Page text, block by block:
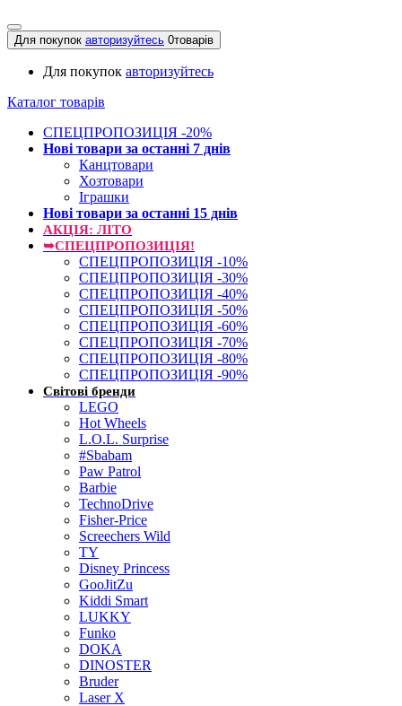
Для покупок авторизуйтесь 0товарів
Для покупок авторизуйтесь
Каталог товарів
СПЕЦПРОПОЗИЦІЯ -20%
Нові товари за останнi 7 днiв
Канцтовари
Хозтовари
Іграшки
Нові товари за останнi 15 днiв
АКЦІЯ: ЛІТО
➥СПЕЦПРОПОЗИЦІЯ!
СПЕЦПРОПОЗИЦІЯ -10%
СПЕЦПРОПОЗИЦІЯ -30%
СПЕЦПРОПОЗИЦІЯ -40%
СПЕЦПРОПОЗИЦІЯ -50%
СПЕЦПРОПОЗИЦІЯ -60%
СПЕЦПРОПОЗИЦІЯ -70%
СПЕЦПРОПОЗИЦІЯ -80%
СПЕЦПРОПОЗИЦІЯ -90%
Світові бренди
LEGO
Hot Wheels
L.O.L. Surprise
#Sbabam
Paw Patrol
Barbie
TechnoDrive
Fisher-Price
Screechers Wild
TY
Disney Princess
GooJitZu
Kiddi Smart
LUKKY
Funko
DOKA
DINOSTER
Bruder
Laser X